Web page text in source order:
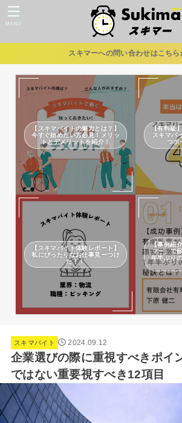
MENU
スキマーへの問い合わせはこちら
【スキマバイトの魅力とは？】
今すぐ始めたい方必見！メリッ
トとデメリットを紹介！
【有料級
スキマバ
つポ
【スキマバイト体験レポート】
私にぴったりなお仕事見ーつけ
た！！
【事例紹
マー」で
年半ぶり
スキマバイト 2024.09.12
企業選びの際に重視すべきポイ
ではない重要視すべき12項目